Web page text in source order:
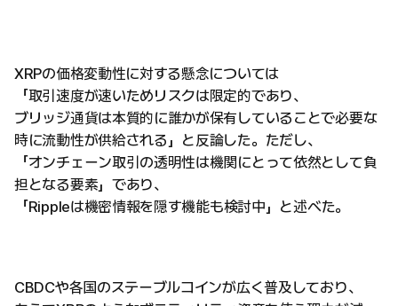
XRPの価格変動性に対する懸念については
「取引速度が速いためリスクは限定的であり、
ブリッジ通貨は本質的に誰かが保有していることで必要な
時に流動性が供給される」と反論した。ただし、
「オンチェーン取引の透明性は機関にとって依然として負
担となる要素」であり、
「Rippleは機密情報を隠す機能も検討中」と述べた。
CBDCや各国のステーブルコインが広く普及しており、